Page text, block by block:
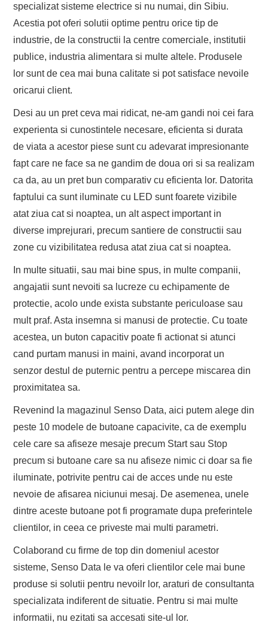
specializat sisteme electrice si nu numai, din Sibiu.
Acestia pot oferi solutii optime pentru orice tip de
industrie, de la constructii la centre comerciale, institutii
publice, industria alimentara si multe altele. Produsele
lor sunt de cea mai buna calitate si pot satisface nevoile
oricarui client.
Desi au un pret ceva mai ridicat, ne-am gandi noi cei fara
experienta si cunostintele necesare, eficienta si durata
de viata a acestor piese sunt cu adevarat impresionante
fapt care ne face sa ne gandim de doua ori si sa realizam
ca da, au un pret bun comparativ cu eficienta lor. Datorita
faptului ca sunt iluminate cu LED sunt foarete vizibile
atat ziua cat si noaptea, un alt aspect important in
diverse imprejurari, precum santiere de constructii sau
zone cu vizibilitatea redusa atat ziua cat si noaptea.
In multe situatii, sau mai bine spus, in multe companii,
angajatii sunt nevoiti sa lucreze cu echipamente de
protectie, acolo unde exista substante periculoase sau
mult praf. Asta insemna si manusi de protectie. Cu toate
acestea, un buton capacitiv poate fi actionat si atunci
cand purtam manusi in maini, avand incorporat un
senzor destul de puternic pentru a percepe miscarea din
proximitatea sa.
Revenind la magazinul Senso Data, aici putem alege din
peste 10 modele de butoane capacivite, ca de exemplu
cele care sa afiseze mesaje precum Start sau Stop
precum si butoane care sa nu afiseze nimic ci doar sa fie
iluminate, potrivite pentru cai de acces unde nu este
nevoie de afisarea niciunui mesaj. De asemenea, unele
dintre aceste butoane pot fi programate dupa preferintele
clientilor, in ceea ce priveste mai multi parametri.
Colaborand cu firme de top din domeniul acestor
sisteme, Senso Data le va oferi clientilor cele mai bune
produse si solutii pentru nevoilr lor, araturi de consultanta
specializata indiferent de situatie. Pentru si mai multe
informatii, nu ezitati sa accesati site-ul lor.